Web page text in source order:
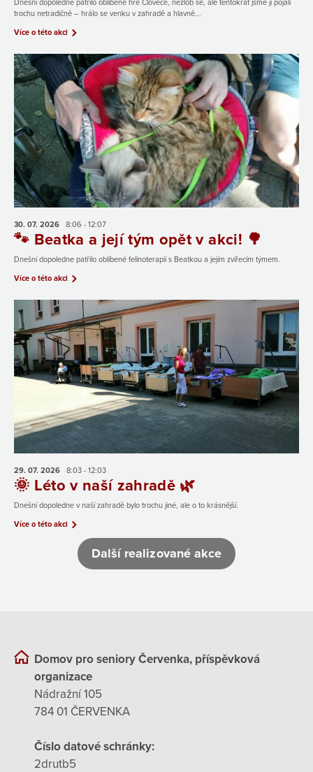
Dnešní dopoledne patřilo oblíbené hře Člověče, nezlob se, ale tentokrát jsme ji pojali
trochu netradičně – hrálo se venku v zahradě a hlavně...
Více o této akci
30. 07. 2026 8:06 - 12:07
🐾 Beatka a její tým opět v akci! 🌳
Dnešní dopoledne patřilo oblíbené felinoterapii s Beatkou a jejím zvířecím týmem.
Více o této akci
29. 07. 2026 8:03 - 12:03
🌞 Léto v naší zahradě 🌿
Dnešní dopoledne v naší zahradě bylo trochu jiné, ale o to krásnější.
Více o této akci
Další realizované akce
Domov pro seniory Červenka, příspěvková
organizace
Nádražní 105
784 01 ČERVENKA
Číslo datové schránky:
2drutb5